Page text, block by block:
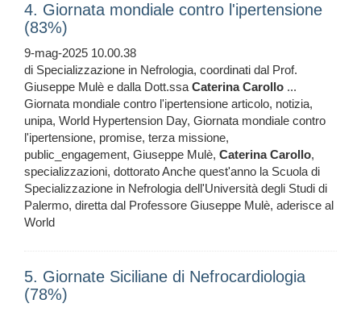
4. Giornata mondiale contro l'ipertensione
(83%)
9-mag-2025 10.00.38
di Specializzazione in Nefrologia, coordinati dal Prof.
Giuseppe Mulè e dalla Dott.ssaCaterina Carollo ...
Giornata mondiale contro l'ipertensione articolo, notizia,
unipa, World Hypertension Day, Giornata mondiale contro
l'ipertensione, promise, terza missione,
public_engagement, Giuseppe Mulè, Caterina Carollo,
specializzazioni, dottorato Anche quest'anno la Scuola di
Specializzazione in Nefrologia dell'Università degli Studi di
Palermo, diretta dal Professore Giuseppe Mulè, aderisce al
World
5. Giornate Siciliane di Nefrocardiologia
(78%)